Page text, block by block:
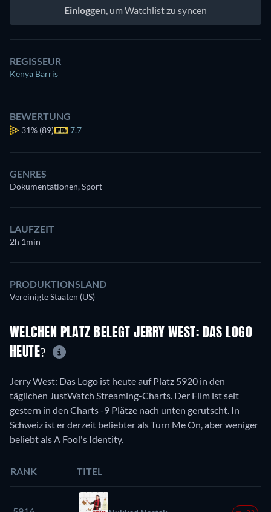
Einloggen, um Watchlist zu syncen
REGISSEUR
Kenya Barris
BEWERTUNG
31% (89) 7.7
GENRES
Dokumentationen, Sport
LAUFZEIT
2h 1min
PRODUKTIONSLAND
Vereinigte Staaten (US)
WELCHEN PLATZ BELEGT JERRY WEST: DAS LOGO
HEUTE?
Jerry West: Das Logo ist heute auf Platz 5920 in den
täglichen JustWatch Streaming-Charts. Der Film ist seit
gestern in den Charts -9 Plätze nach unten gerutscht. In
Schweiz ist er derzeit beliebter als Turn Me On, aber weniger
beliebt als A Fool's Identity.
RANK TITEL